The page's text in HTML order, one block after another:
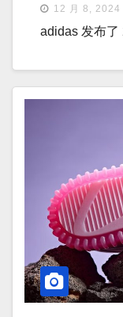
12 月 8, 2024
adidas 发布